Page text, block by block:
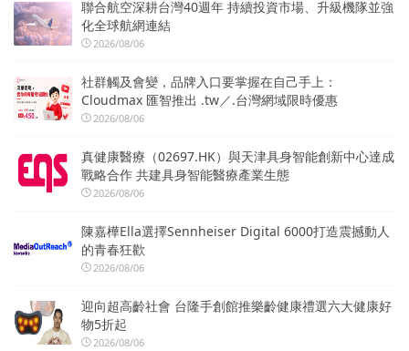
聯合航空深耕台灣40週年 持續投資市場、升級機隊並強
化全球航網連結
2026/08/06
社群觸及會變，品牌入口要掌握在自己手上：
Cloudmax 匯智推出 .tw／.台灣網域限時優惠
2026/08/06
真健康醫療（02697.HK）與天津具身智能創新中心達成
戰略合作 共建具身智能醫療產業生態
2026/08/06
陳嘉樺Ella選擇Sennheiser Digital 6000打造震撼動人
的青春狂歡
2026/08/06
迎向超高齡社會 台隆手創館推樂齡健康禮選六大健康好
物5折起
2026/08/06